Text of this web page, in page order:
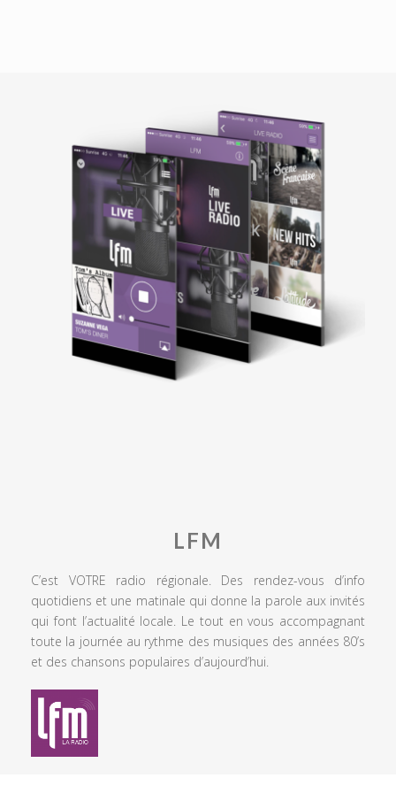
LFM
C’est VOTRE radio régionale. Des rendez-vous d’info
quotidiens et une matinale qui donne la parole aux invités
qui font l’actualité locale. Le tout en vous accompagnant
toute la journée au rythme des musiques des années 80’s
et des chansons populaires d’aujourd’hui.